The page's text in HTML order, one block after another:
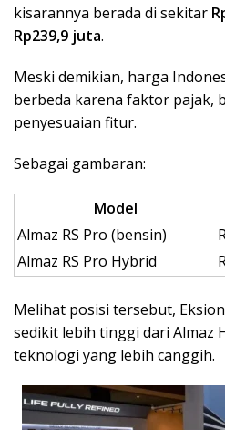
kisarannya berada di sekitar
Rp239,9 juta.
Meski demikian, harga
berbeda karena faktor pajak,
penyesuaian fitur.
Sebagai gambaran:
Model
Almaz RS Pro (bensin)
Almaz RS Pro Hybrid
Melihat posisi tersebut,
sedikit lebih tinggi dari Almaz
teknologi yang lebih canggih.